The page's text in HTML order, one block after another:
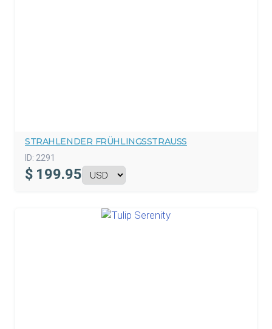
STRAHLENDER FRÜHLINGSSTRAUSS
ID: 2291
$ 199.95